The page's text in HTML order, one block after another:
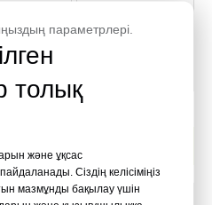
кіру үшін
Дайын өнімдер
параметрлері.
толық
және ұқсас
Сіздің келісіміңіз
мазмұнды бақылау үшін